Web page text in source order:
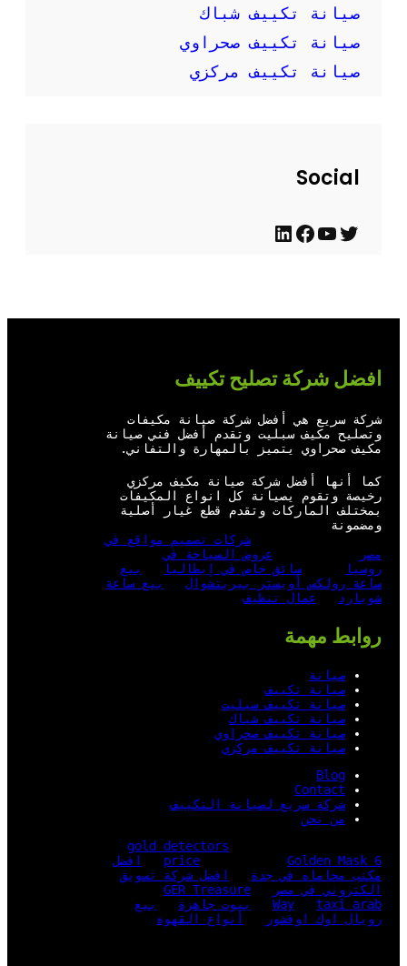
صيانة تكييف شباك
صيانة تكييف صحراوي
صيانة تكييف مركزي
Social
ت ي
ب
ف
ك
ل
إ
ن
افضل شركة تصليح تكييف
شركة سريع هي أفضل شركة صيانة مكيفات
وتصليح مكيف سبليت وتقدم أفضل فني صيانة
مكيف صحراوي يتميز بالمهارة والتفاني.
كما أنها أفضل شركة صيانة مكيف مركزي
رخيصة وتقوم يصيانة كل انواع المكيفات
بمختلف الماركات وتقدم قطع غيار أصلية
ومضمونة
شركات تصميم مواقع في
مصر
عروض السياحة في
روسيا
سائق خاص في إيطاليا
بيع
ساعة رولكس أويستر بيربتشوال
بيع ساعة
شوبارد
عمال تنظيف
روابط مهمة
صيانة
صيانة تكييف
صيانة تكييف سبليت
صيانة تكييف شباك
صيانة تكييف صحراوي
صيانة تكييف مركزي
Blog
Contact
شركة سريع لصيانة التكييف
من نحن
gold detectors
price
Golden Mask 6
افضل
مكتب محاماه في جدة
افضل شركة تسويق
الكتروني في مصر
GER Treasure
Way
taxi arab بيوت جاهزة
بيع
رويال اوك اوفشور
أنواع القهوة